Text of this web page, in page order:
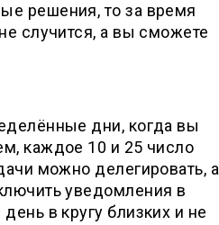
решения, то за время
случится, а вы сможете
дни, когда вы
каждое 10 и 25 число
можно делегировать, а
уведомления в
в кругу близких и не